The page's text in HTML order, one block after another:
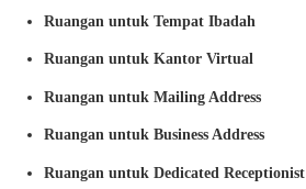
Ruangan untuk Tempat Ibadah
Ruangan untuk Kantor Virtual
Ruangan untuk Mailing Address
Ruangan untuk Business Address
Ruangan untuk Dedicated Receptionist